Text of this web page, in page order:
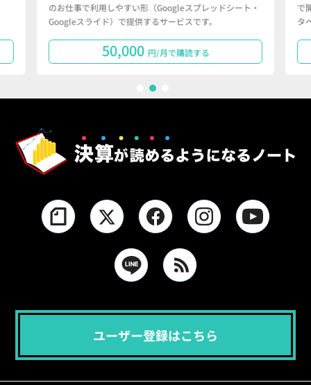
のお仕事で利用しやすい形（Googleスプレッドシート・
Googleスライド）で提供するサービスです。
50,000 円/月で購読する
で
タ
ユーザー登録はこちら